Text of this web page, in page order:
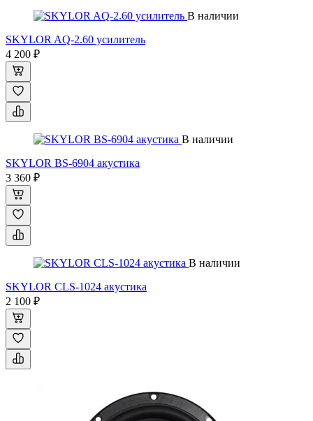
В наличии
SKYLOR AQ-2.60 усилитель
4 200 ₽
В наличии
SKYLOR BS-6904 акустика
3 360 ₽
В наличии
SKYLOR CLS-1024 акустика
2 100 ₽